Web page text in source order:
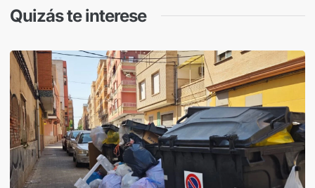
Quizás te interese